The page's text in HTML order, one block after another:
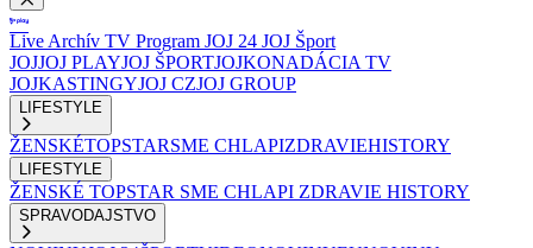
Live Archív TV Program JOJ 24 JOJ Šport
JOJJOJ PLAYJOJ ŠPORTJOJKONADÁCIA TV
JOJKASTINGYJOJ CZJOJ GROUP
LIFESTYLE
ŽENSKÉTOPSTARSME CHLAPIZDRAVIEHISTORY
LIFESTYLE
ŽENSKÉ TOPSTAR SME CHLAPI ZDRAVIE HISTORY
SPRAVODAJSTVO